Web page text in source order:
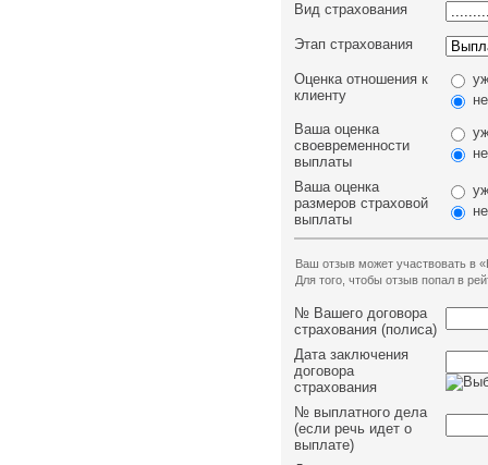
Вид страхования
Этап страхования
Оценка отношения к
клиенту
Ваша оценка
своевременности
выплаты
Ваша оценка
размеров страховой
выплаты
Ваш отзыв может участвовать в
Для того, чтобы отзыв попал в
№ Вашего договора
страхования (полиса)
Дата заключения
договора
страхования
№ выплатного дела
(если речь идет о
выплате)